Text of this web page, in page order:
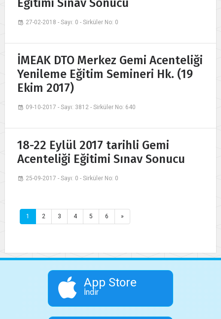
27-02-2018 - Sayı: 0 - Sirküler No: 0
İMEAK DTO Merkez Gemi Acenteliği
Yenileme Eğitim Semineri Hk. (19
Ekim 2017)
09-10-2017 - Sayı: 3812 - Sirküler No: 640
18-22 Eylül 2017 tarihli Gemi
Acenteliği Eğitimi Sınav Sonucu
25-09-2017 - Sayı: 0 - Sirküler No: 0
1 2 3 4 5 6 »
App Store
İndir